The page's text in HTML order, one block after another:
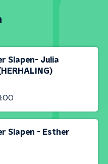
Slapen- Julia
Slapen - Esther